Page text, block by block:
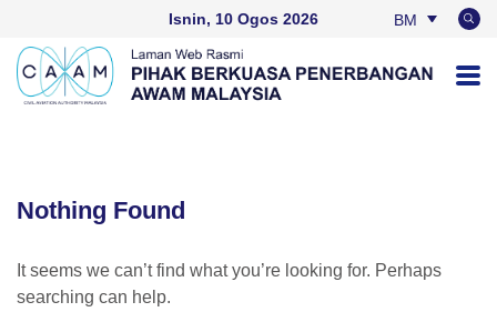
Isnin, 10 Ogos 2026
BM
Nothing Found
It seems we can’t find what you’re looking for. Perhaps
searching can help.